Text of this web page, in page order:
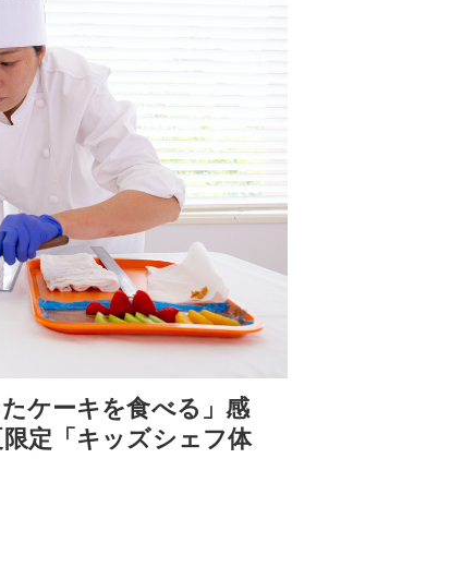
ケーキを食べる」感
定「キッズシェフ体